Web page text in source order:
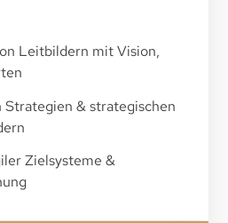
Leitbildern mit Vision,
& strategischen
Zielsysteme &